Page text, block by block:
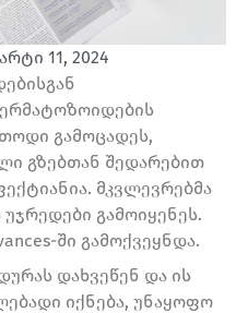
11, 2024
გამოცადეს,
გზებთან შედარებით
მკვლევრებმა
უჯრედები გამოიყენეს.
ში გამოქვეყნდა.
დახვეწენ და ის
იქნება, უნაყოფო